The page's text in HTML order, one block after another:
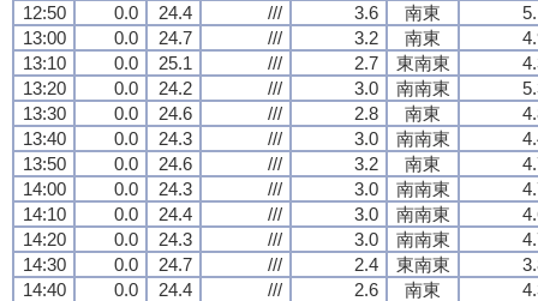
12:50
0.0 24.4 /// 3.6 南東
13:00
0.0 24.7 /// 3.2 南東
13:10
0.0 25.1 /// 2.7 東南東
13:20
0.0 24.2 /// 3.0 南南東
13:30
0.0 24.6 /// 2.8 南東
13:40
0.0 24.3 /// 3.0 南南東
13:50
0.0 24.6 /// 3.2 南東
14:00
0.0 24.3 /// 3.0 南南東
14:10
0.0 24.4 /// 3.0 南南東
14:20
0.0 24.3 /// 3.0 南南東
14:30
0.0 24.7 /// 2.4 東南東
14:40
0.0 24.4 /// 2.6 南東